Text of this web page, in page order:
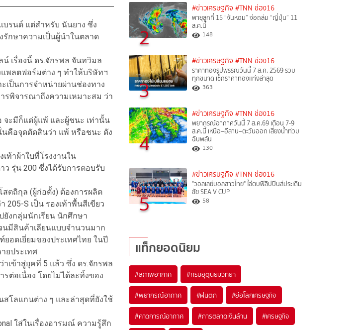
บรนด์ แต่สำหรับ นันยาง ซึ่ง
รักษาความเป็นผู้นำในตลาด
เรื่องนี้ ดร.จักรพล จันทวิมล
พลตฟอร์มต่าง ๆ ทำให้บริษัทฯ
เป็นการจำหน่ายผ่านช่องทาง
รพิจารณาถึงความเหมาะสม ว่า
จะมีก็แต่ผู้แพ้ และผู้ชนะ เท่านั้น
นคือจุดตัดสินว่า แพ้ หรือชนะ ดัง
ท้าผ้าใบที่โรงงานใน
ว รุ่น 200 ซึ่งได้รับการตอบรับ
ตถิกุล (ผู้ก่อตั้ง) ต้องการผลิต
S เป็น รองเท้าพื้นสีเขียว
งกลุ่มนักเรียน นักศึกษา
มีสินค้าเลียนแบบจำนวนมาก
อดเยี่ยมของประเทศไทย ในปี
ยประเทศ
เข้าสู่ยุคที่ 5 แล้ว ซึ่ง ดร.จักรพล
ต่อเนื่อง โดยไม่ได้ละทิ้งของ
สโลแกนต่าง ๆ และล่าสุดที่ยังใช้
ใส่ในเรื่องอารมณ์ ความรู้สึก
2
#ข่าวเศรษฐกิจ #TNN ช่อง16
พายุลูกที่ 15 “จันหอม” จ่อถล่ม “ญี่ปุ่น” 11
ส.ค.นี้
148
3
#ข่าวเศรษฐกิจ #TNN ช่อง16
ราคาทองรูปพรรณวันนี้ 7 ส.ค. 2569 รวม
ทุกขนาด เช็กราคาทองแท่งล่าสุด
363
4
#ข่าวเศรษฐกิจ #TNN ช่อง16
พยากรณ์อากาศวันนี้ 7 ส.ค.69 เตือน 7-9
ส.ค.นี้ เหนือ–อีสาน–ตะวันออก เสี่ยงน้ำท่วม
ฉับพลัน
130
5
#ข่าวเศรษฐกิจ #TNN ช่อง16
"วอลเลย์บอลสาวไทย" ไล่ตบฟิลิปปินส์ประเดิม
ชัย SEA V CUP
58
แท็กยอดนิยม
#สภาพอากาศ #กรมอุตุนิยมวิทยา
#พยากรณ์อากาศ #ฝนตก #ย่อโลกเศรษฐกิจ
#คาดการณ์อากาศ #การตลาดเงินล้าน #เศรษฐกิจ